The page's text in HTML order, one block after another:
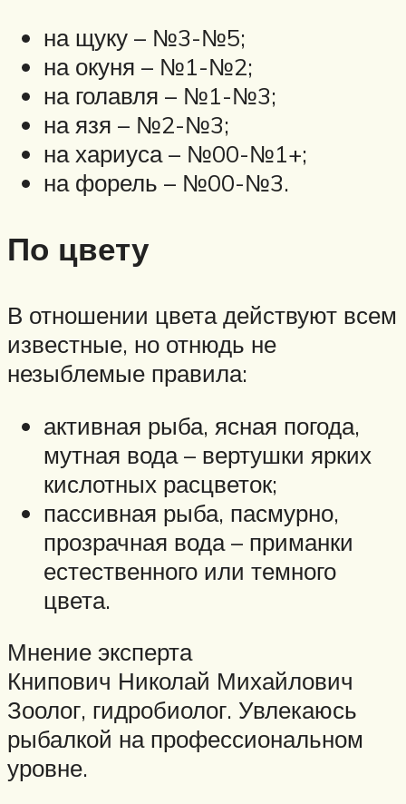
на щуку – №3-№5;
на окуня – №1-№2;
на голавля – №1-№3;
на язя – №2-№3;
на хариуса – №00-№1+;
на форель – №00-№3.
По цвету
В отношении цвета действуют всем
известные, но отнюдь не
незыблемые правила:
активная рыба, ясная погода,
мутная вода – вертушки ярких
кислотных расцветок;
пассивная рыба, пасмурно,
прозрачная вода – приманки
естественного или темного
цвета.
Мнение эксперта
Книпович Николай Михайлович
Зоолог, гидробиолог. Увлекаюсь
рыбалкой на профессиональном
уровне.